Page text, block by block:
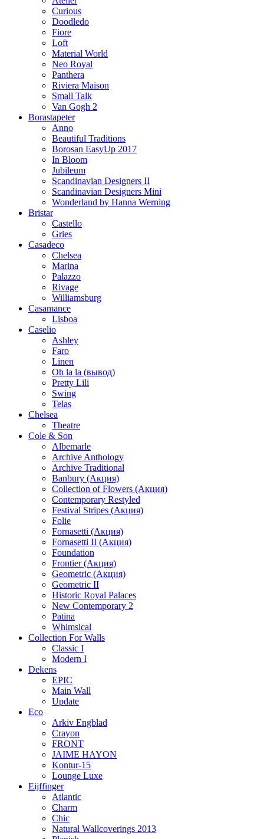
Curious
Doodledo
Fiore
Loft
Material World
Neo Royal
Panthera
Riviera Maison
Small Talk
Van Gogh 2
Borastapeter
Anno
Beautiful Traditions
Borosan EasyUp 2017
In Bloom
Jubileum
Scandinavian Designers II
Scandinavian Designers Mini
Wonderland by Hanna Werning
Bristar
Castello
Gries
Casadeco
Chelsea
Marina
Palazzo
Rivage
Williamsburg
Casamance
Lisboa
Caselio
Ashley
Faro
Linen
Oh la la (вывод)
Pretty Lili
Swing
Telas
Chelsea
Theatre
Cole & Son
Albemarle
Archive Anthology
Archive Traditional
Banbury (Акция)
Collection of Flowers (Акция)
Contemporary Restyled
Festival Stripes (Акция)
Folie
Fornasetti (Акция)
Fornasetti II (Акция)
Foundation
Frontier (Акция)
Geometric (Акция)
Geometric II
Historic Royal Palaces
New Contemporary 2
Patina
Whimsical
Collection For Walls
Classic I
Modern I
Dekens
EPIC
Main Wall
Update
Eco
Arkiv Engblad
Crayon
FRONT
JAIME HAYON
Kontur-15
Lounge Luxe
Eijffinger
Atlantic
Charm
Chic
Natural Wallcoverings 2013